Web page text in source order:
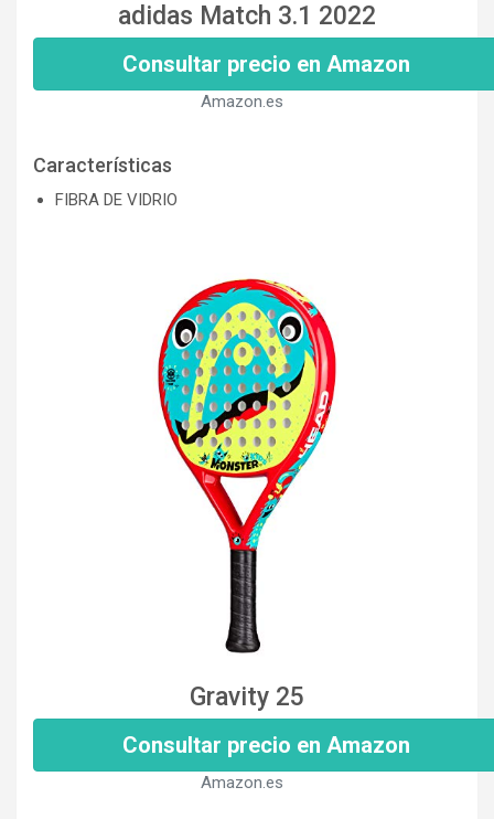
adidas Match 3.1 2022
Consultar precio en Amazon
Amazon.es
Características
FIBRA DE VIDRIO
Gravity 25
Consultar precio en Amazon
Amazon.es